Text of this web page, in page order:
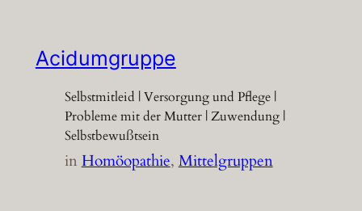
Acidumgruppe
Selbstmitleid | Versorgung und Pflege |
Probleme mit der Mutter | Zuwendung |
Selbstbewußtsein
inHomöopathie, Mittelgruppen